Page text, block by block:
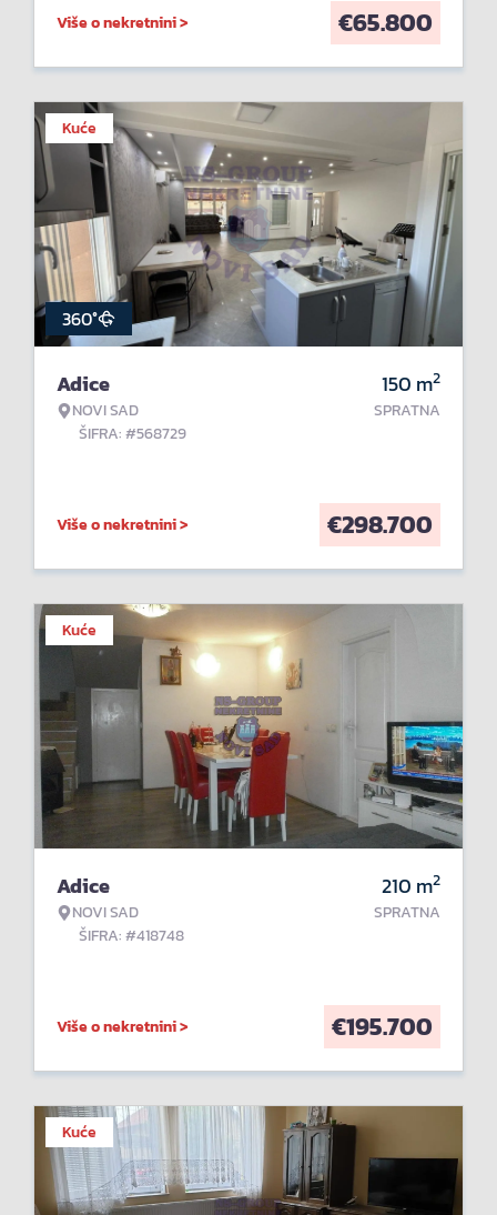
Više o nekretnini > €65.800
Kuće
360°
Adice
NOVI SAD
ŠIFRA: #568729
150 m2
SPRATNA
Više o nekretnini > €298.700
Kuće
Adice
NOVI SAD
ŠIFRA: #418748
210 m2
SPRATNA
Više o nekretnini > €195.700
Kuće